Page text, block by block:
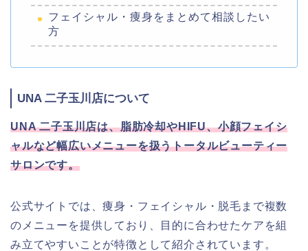
フェイシャル・痩身をまとめて相談したい
方
UNA 二子玉川店について
UNA 二子玉川店は、脂肪冷却やHIFU、小顔フェイシ
ャルなど幅広いメニューを扱うトータルビューティー
サロンです。
公式サイトでは、痩身・フェイシャル・脱毛まで複数
のメニューを提供しており、目的に合わせたケアを組
み立てやすいことが特徴として紹介されています。